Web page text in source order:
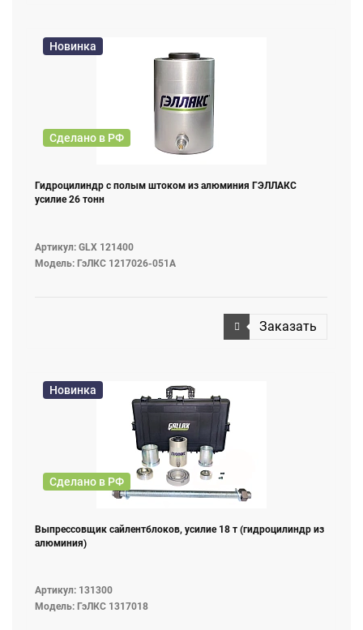
Новинка
Сделано в РФ
Гидроцилиндр с полым штоком из алюминия ГЭЛЛАКС
усилие 26 тонн
Артикул: GLX 121400
Модель: ГэЛКС 1217026-051А
Заказать
Новинка
Сделано в РФ
Выпрессовщик сайлентблоков, усилие 18 т (гидроцилиндр из
алюминия)
Артикул: 131300
Модель: ГэЛКС 1317018